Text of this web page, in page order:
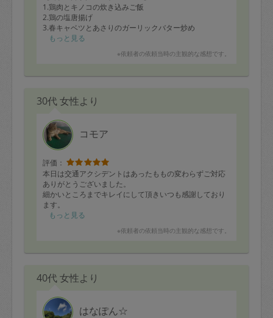
1.鶏肉とキノコの炊き込みご飯
2.鶏の塩唐揚げ
3.春キャベツとあさりのガーリックバター炒め
4.野菜の揚げ浸し
6.ローストポーク＋玉ねぎソース
くなりました笑
いつもありがとうございます。
また次回もよろしくお願いします！
もっと見る
※依頼者の依頼当時の主観的な感想です。
30代 女性より
コモア
評価：
本日は交通アクシデントはあったももの変わらずご対応
ありがとうございました。
細かいところまでキレイにして頂きいつも感謝しており
ます。
またよろしくお願いします。
もっと見る
※依頼者の依頼当時の主観的な感想です。
40代 女性より
はなぽん☆